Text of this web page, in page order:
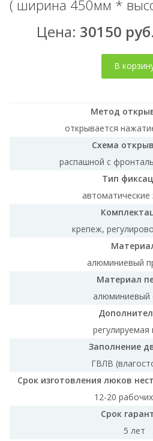
( ширина 450мм *
Цена: 30150 руб.
В
Метод
открывается
Схема
распашной с
Тип
автоматические
крепеж,
алюминиевый
Материал
алюминиевый
регулируемая
Заполнение
ГВЛВ
Срок изготовления люков
12-20
Срок
5 лет